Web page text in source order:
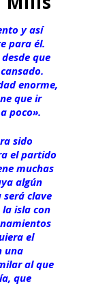
y así
para él.
que
enorme,
que ir
poco».
sido
el partido
muchas
algún
clave
isla con
el
una
al que
que